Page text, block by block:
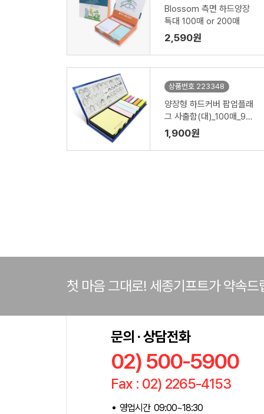
Blossom 측면 하드양장
특대 100매 or 200매
2,590원
상품번호 223348
양장형 하드커버 팝업플래
그 사출함(대)_100매_9쪽_
메가스터디학원
1,900원
첫 마음 그대로! 세종기프트가 약속드
문의 · 상담전화
02) 500-5900
Fax : 02) 2265-4153
영업시간 09:00~18:30